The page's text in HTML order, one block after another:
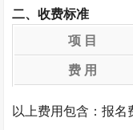
二、收费标准
项 目
费 用
以上费用包含：报名